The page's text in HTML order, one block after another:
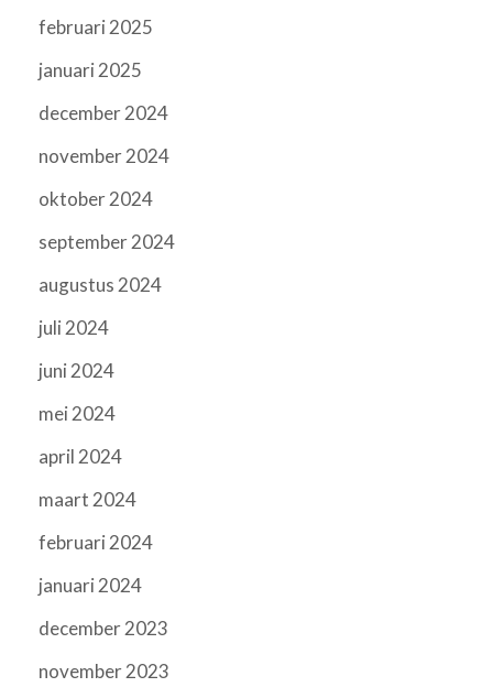
februari 2025
januari 2025
december 2024
november 2024
oktober 2024
september 2024
augustus 2024
juli 2024
juni 2024
mei 2024
april 2024
maart 2024
februari 2024
januari 2024
december 2023
november 2023